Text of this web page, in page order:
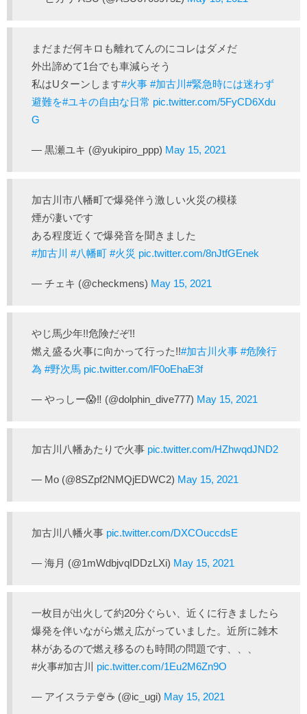
まだまだ何キロも離れてんのにコレはダメだ
外出諦めて1台でも車減らそう
私はUターンします#火事 #加古川 #緊急時には迷わず
避難を#ユキの自由な日常 pic.twitter.com/5FyCD6Xdu
G
— 黒瀬ユキ (@yukipiro_ppp) May 15, 2021
加古川市八幡町で爆発伴う激しい火災の模様
煙が凄いです
ある程度近くで爆発音を聞きました
#加古川 #八幡町 #火災 pic.twitter.com/8nJtfGEnek
— チェキ (@checkmens) May 15, 2021
やじ馬少年!!危険だぞ!!
燃え盛る火事に向かって行った!!#加古川火事 #危険行
為 #野次馬 pic.twitter.com/lF0oEhaE3f
— やっしー😱‼️ (@dolphin_dive777) May 15, 2021
加古川八幡あたりで火事 pic.twitter.com/HZhwqdJND2
— Mo (@8SZpf2NMQjEDWC2) May 15, 2021
加古川八幡火事 pic.twitter.com/DXCOuccdsE
— 海月 (@1mWdbjvqIDDzLXi) May 15, 2021
一枚目が出火して約20分ぐらい、近くに行きましたら
爆発を伴いながら燃え広がっていました。近所に雑木
林があるので燃え移るのも時間の問題です、、、
#火事#加古川 pic.twitter.com/1Eu2M6Zn9O
— アイスラテ🍨☕️ (@ic_ugi) May 15, 2021